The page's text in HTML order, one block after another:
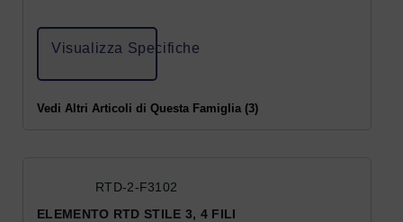
Visualizza Specifiche
Vedi Altri Articoli di Questa Famiglia (3)
RTD-2-F3102
ELEMENTO RTD STILE 3, 4 FILI